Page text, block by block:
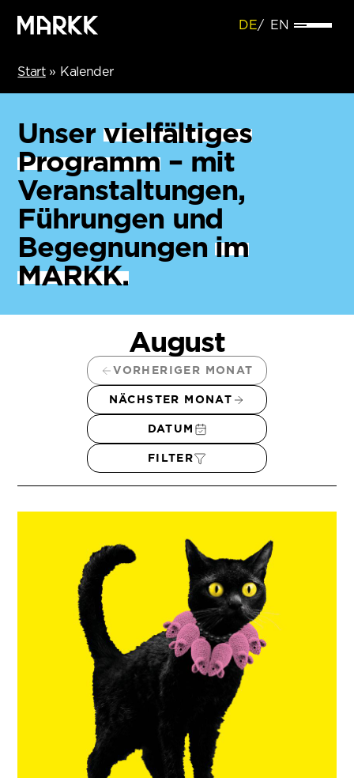
DE EN
Start» Kalender
Unser vielfältiges
Programm– mit
Veranstaltungen,
Führungen und
Begegnungenim
MARKK.
August
VORHERIGER MONAT
NÄCHSTER MONAT
DATUM
FILTER